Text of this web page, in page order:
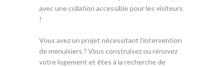
avec une collation accessible pour les visiteurs
!
Vous avez un projet nécessitant l’intervention
de menuisiers ? Vous construisez ou rénovez
votre logement et êtes à la recherche de